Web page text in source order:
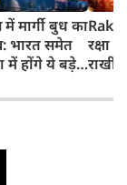
मार्गी बुध का
भारत समेत
में होंगे ये बड़े
रक्षा
राखी